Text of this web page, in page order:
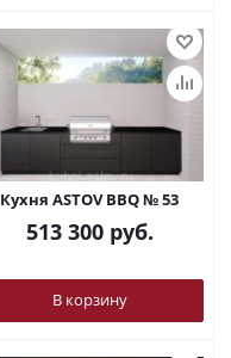
Кухня ASTOV BBQ № 53
513 300руб.
В корзину